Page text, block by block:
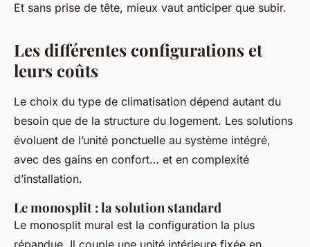
Et sans prise de tête, mieux vaut anticiper que subir.
Les différentes configurations et
leurs coûts
Le choix du type de climatisation dépend autant du
besoin que de la structure du logement. Les solutions
évoluent de l’unité ponctuelle au système intégré,
avec des gains en confort… et en complexité
d’installation.
Le monosplit : la solution standard
Le monosplit mural est la configuration la plus